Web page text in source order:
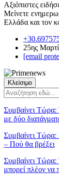
Αξιόπιστες
Μείνετε
Ελλάδα και τον
25ης
[email
Κλείσιμο
Συμβαίνει Τώρα:
με δύο
Συμβαίνει Τώρα:
– Πού θα βρέξει
Συμβαίνει Τώρα:
μπορεί πλέον να